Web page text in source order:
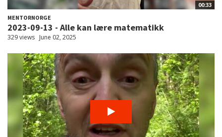
00:33
MENTORNORGE
2023-09-13 - Alle kan lære matematikk
329 views June 02, 2025